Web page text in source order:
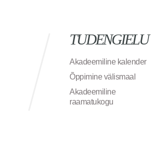
TUDENGIELU
Akadeemiline kalender
Õppimine välismaal
Akadeemiline
raamatukogu